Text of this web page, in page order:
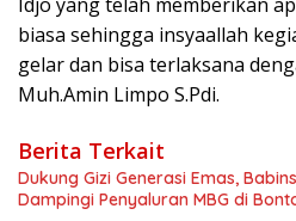
biasa sehingga insyaallah
gelar dan bisa terlaksana
Muh.Amin Limpo S.Pdi.
Berita Terkait
Dukung Gizi Generasi Emas,
Dampingi Penyaluran MBG di